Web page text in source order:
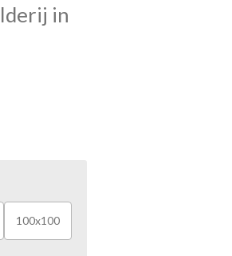
in
100x100